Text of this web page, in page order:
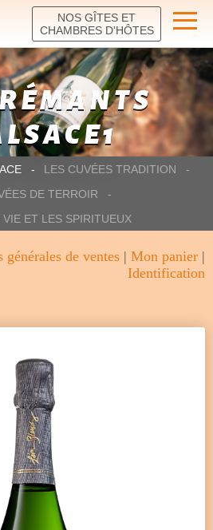
NOS GÎTES ET
CHAMBRES D'HÔTES
LES CUVÉES TRADITION
DE TERROIR
VIE ET LES SPIRITUEUX
générales de ventes | Mon panier |
Identification